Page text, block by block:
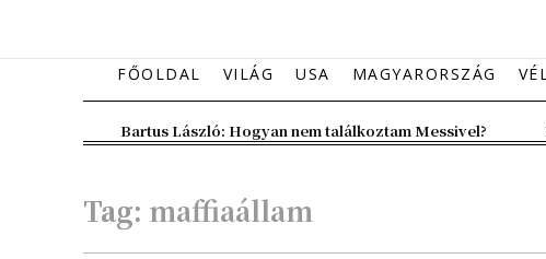
FŐOLDAL VILÁG USA MAGYARORSZÁG
Bartus László: Hogyan nem találkoztam Messivel?
Tag: maffiaállam